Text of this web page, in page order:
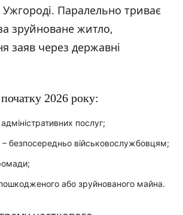
Паралельно триває
зруйноване житло,
заяв через державні
2026 року:
послуг;
безпосередньо військовослужбовцям;
або зруйнованого майна.